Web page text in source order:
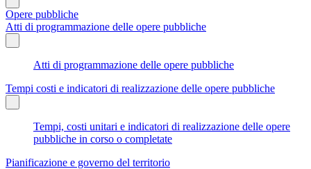
Opere pubbliche
Atti di programmazione delle opere pubbliche
Atti di programmazione delle opere pubbliche
Tempi costi e indicatori di realizzazione delle opere pubbliche
Tempi, costi unitari e indicatori di realizzazione delle opere
pubbliche in corso o completate
Pianificazione e governo del territorio